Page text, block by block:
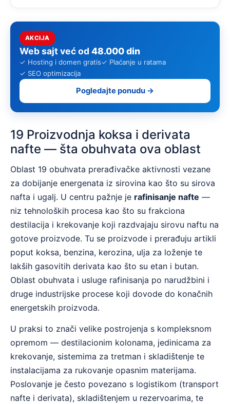
AKCIJA
Web sajt već od 48.000 din
✓ Hosting i domen gratis✓ Plaćanje u ratama
✓ SEO optimizacija
Pogledajte ponudu →
19 Proizvodnja koksa i derivata
nafte — šta obuhvata ova oblast
Oblast 19 obuhvata prerađivačke aktivnosti vezane
za dobijanje energenata iz sirovina kao što su sirova
nafta i ugalj. U centru pažnje je rafinisanje nafte —
niz tehnoloških procesa kao što su frakciona
destilacija i krekovanje koji razdvajaju sirovu naftu na
gotove proizvode. Tu se proizvode i prerađuju artikli
poput koksa, benzina, kerozina, ulja za loženje te
lakših gasovitih derivata kao što su etan i butan.
Oblast obuhvata i usluge rafinisanja po narudžbini i
druge industrijske procese koji dovode do konačnih
energetskih proizvoda.
U praksi to znači velike postrojenja s kompleksnom
opremom — destilacionim kolonama, jedinicama za
krekovanje, sistemima za tretman i skladištenje te
instalacijama za rukovanje opasnim materijama.
Poslovanje je često povezano s logistikom (transport
nafte i derivata), skladištenjem u rezervoarima, te